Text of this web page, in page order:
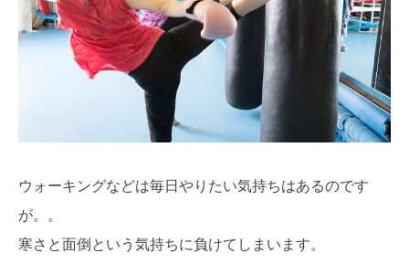
ウォーキングなどは毎日やりたい気持ちはあるのです
が。。
寒さと面倒という気持ちに負けてしまいます。